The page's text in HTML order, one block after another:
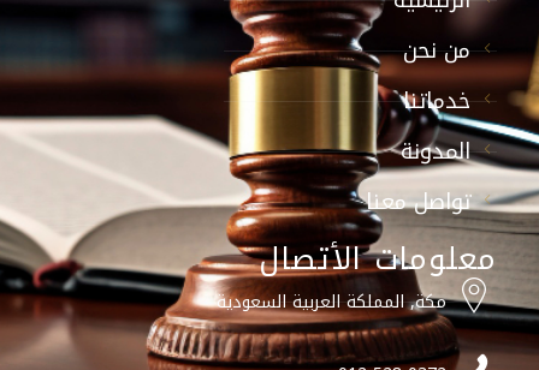
من نحن
خدماتنا
المدونة
تواصل معنا
معلومات الأتصال
مكة, المملكة العربية السعودية